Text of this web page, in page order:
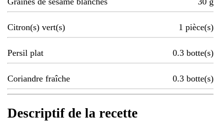
Citron(s) vert(s) 1 pièce(s)
Persil plat 0.3 botte(s)
Coriandre fraîche 0.3 botte(s)
Descriptif de la recette